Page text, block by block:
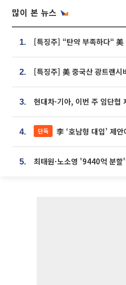
많이 본 뉴스
1.
2.
3.
4. 단독 李 ‘호남형 대입’ 제안에 교육청·지
5.